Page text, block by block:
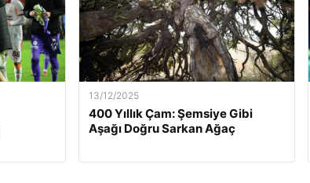
13/12/2025
400 Yıllık Çam: Şemsiye Gibi
Aşağı Doğru Sarkan Ağaç